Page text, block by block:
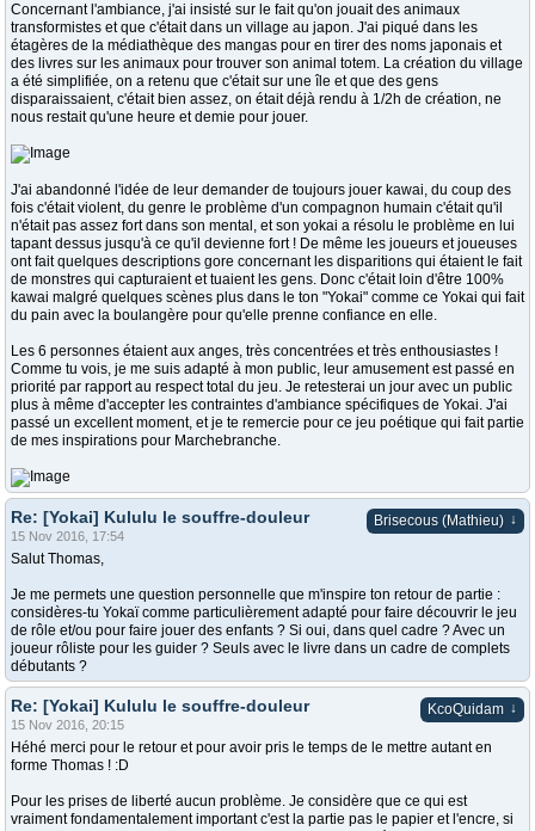
Concernant l'ambiance, j'ai insisté sur le fait qu'on jouait des animaux
transformistes et que c'était dans un village au japon. J'ai piqué dans les
étagères de la médiathèque des mangas pour en tirer des noms japonais et
des livres sur les animaux pour trouver son animal totem. La création du village
a été simplifiée, on a retenu que c'était sur une île et que des gens
disparaissaient, c'était bien assez, on était déjà rendu à 1/2h de création, ne
nous restait qu'une heure et demie pour jouer.
J'ai abandonné l'idée de leur demander de toujours jouer kawai, du coup des
fois c'était violent, du genre le problème d'un compagnon humain c'était qu'il
n'était pas assez fort dans son mental, et son yokai a résolu le problème en lui
tapant dessus jusqu'à ce qu'il devienne fort ! De même les joueurs et joueuses
ont fait quelques descriptions gore concernant les disparitions qui étaient le fait
de monstres qui capturaient et tuaient les gens. Donc c'était loin d'être 100%
kawai malgré quelques scènes plus dans le ton "Yokai" comme ce Yokai qui fait
du pain avec la boulangère pour qu'elle prenne confiance en elle.
Les 6 personnes étaient aux anges, très concentrées et très enthousiastes !
Comme tu vois, je me suis adapté à mon public, leur amusement est passé en
priorité par rapport au respect total du jeu. Je retesterai un jour avec un public
plus à même d'accepter les contraintes d'ambiance spécifiques de Yokai. J'ai
passé un excellent moment, et je te remercie pour ce jeu poétique qui fait partie
de mes inspirations pour Marchebranche.
Brisecous (Mathieu) ↓
Re: [Yokai] Kululu le souffre-douleur
15 Nov 2016, 17:54
Salut Thomas,
Je me permets une question personnelle que m'inspire ton retour de partie :
considères-tu Yokaï comme particulièrement adapté pour faire découvrir le jeu
de rôle et/ou pour faire jouer des enfants ? Si oui, dans quel cadre ? Avec un
joueur rôliste pour les guider ? Seuls avec le livre dans un cadre de complets
débutants ?
KcoQuidam ↓
Re: [Yokai] Kululu le souffre-douleur
15 Nov 2016, 20:15
Héhé merci pour le retour et pour avoir pris le temps de le mettre autant en
forme Thomas ! :D
Pour les prises de liberté aucun problème. Je considère que ce qui est
vraiment fondamentalement important c'est la partie pas le papier et l'encre, si